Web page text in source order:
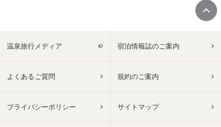
温泉旅行メディア 宿泊情報誌のご案内
よくあるご質問 規約のご案内
プライバシーポリシー サイトマップ